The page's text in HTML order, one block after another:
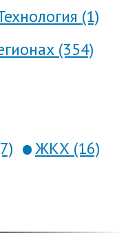
(1)
(354)
ЖКХ (16)